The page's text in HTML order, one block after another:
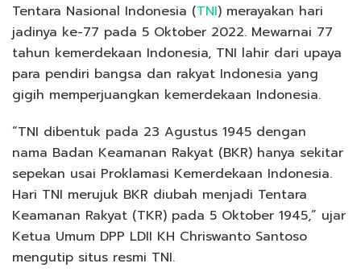
Tentara Nasional Indonesia (TNI) merayakan hari
jadinya ke-77 pada 5 Oktober 2022. Mewarnai 77
tahun kemerdekaan Indonesia, TNI lahir dari upaya
para pendiri bangsa dan rakyat Indonesia yang
gigih memperjuangkan kemerdekaan Indonesia.
“TNI dibentuk pada 23 Agustus 1945 dengan
nama Badan Keamanan Rakyat (BKR) hanya sekitar
sepekan usai Proklamasi Kemerdekaan Indonesia.
Hari TNI merujuk BKR diubah menjadi Tentara
Keamanan Rakyat (TKR) pada 5 Oktober 1945,” ujar
Ketua Umum DPP LDII KH Chriswanto Santoso
mengutip situs resmi TNI.